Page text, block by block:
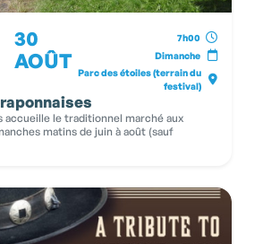
30
AOÛT
7h00
Dimanche
Parc des étoiles (terrain du
festival)
accueille le traditionnel marché aux
matins de juin à août (sauf